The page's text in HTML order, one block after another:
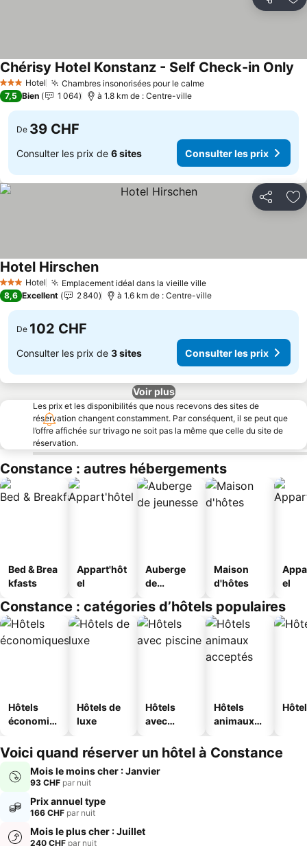
Partager
3 ÉtoilesHotel Chambres insonorisées pour le calmeConsulter les prix
Chérisy Hotel Konstanz - Self Check-in Only
7,5 Bien 1 064 à 1.8 km de : Centre-ville
De 39 CHF
Consulter les prix de 6 sites Consulter les prix
Partager
3 ÉtoilesHotel Emplacement idéal dans la vieille villeConsulter les prix
Hotel HirschenConsulter les prix
8,6 Excellent 2 840 à 1.6 km de : Centre-ville
De 102 CHF
Consulter les prix de 3 sites Consulter les prix
Voir plus
Les prix et les disponibilités que nous recevons des sites de
réservation changent constamment. Par conséquent, il se peut que
l’offre affichée sur trivago ne soit pas la même que celle du site de
réservation.
Constance : autres hébergements
Bed & Brea
kfasts
Appart'hôt
el
Auberge
de
Maison
d'hôtes
el
Constance : catégories d’hôtels populaires
Hôtels
économiq
Hôtels de
luxe
Hôtels
avec
Hôtels
animaux
Voici quand réserver un hôtel à Constance
Mois le moins cher : Janvier
93 CHF par nuit
Prix annuel type
166 CHF par nuit
Mois le plus cher : Juillet
240 CHF par nuit